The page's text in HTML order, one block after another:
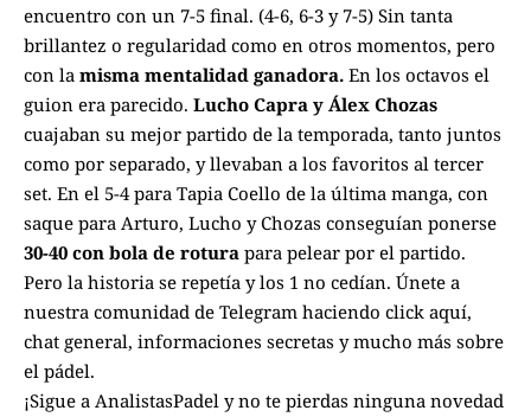
encuentro con un 7-5 final. (4-6, 6-3 y 7-5) Sin tanta
brillantez o regularidad como en otros momentos, pero
con la misma mentalidad ganadora. En los octavos el
guion era parecido. Lucho Capra y Álex Chozas
cuajaban su mejor partido de la temporada, tanto juntos
como por separado, y llevaban a los favoritos al tercer
set. En el 5-4 para Tapia Coello de la última manga, con
saque para Arturo, Lucho y Chozas conseguían ponerse
30-40 con bola de rotura para pelear por el partido.
Pero la historia se repetía y los 1 no cedían. Únete a
nuestra comunidad de Telegram haciendo click aquí,
chat general, informaciones secretas y mucho más sobre
el pádel.
¡Sigue a AnalistasPadel y no te pierdas ninguna novedad